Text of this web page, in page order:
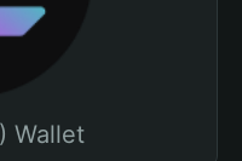
Wallet